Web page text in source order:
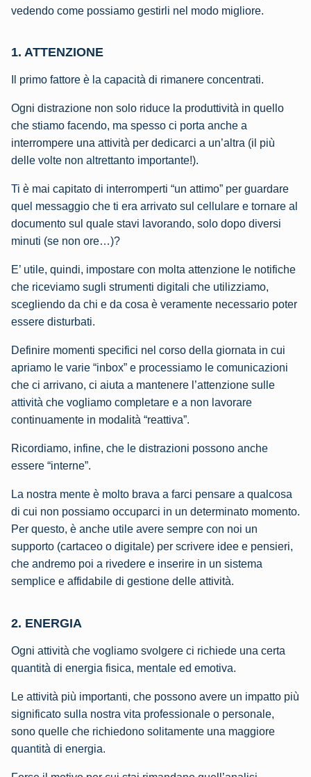
vedendo come possiamo gestirli nel modo migliore.
1. ATTENZIONE
Il primo fattore è la capacità di rimanere concentrati.
Ogni distrazione non solo riduce la produttività in quello
che stiamo facendo, ma spesso ci porta anche a
interrompere una attività per dedicarci a un’altra (il più
delle volte non altrettanto importante!).
Ti è mai capitato di interromperti “un attimo” per guardare
quel messaggio che ti era arrivato sul cellulare e tornare al
documento sul quale stavi lavorando, solo dopo diversi
minuti (se non ore…)?
E’ utile, quindi, impostare con molta attenzione le notifiche
che riceviamo sugli strumenti digitali che utilizziamo,
scegliendo da chi e da cosa è veramente necessario poter
essere disturbati.
Definire momenti specifici nel corso della giornata in cui
apriamo le varie “inbox” e processiamo le comunicazioni
che ci arrivano, ci aiuta a mantenere l’attenzione sulle
attività che vogliamo completare e a non lavorare
continuamente in modalità “reattiva”.
Ricordiamo, infine, che le distrazioni possono anche
essere “interne”.
La nostra mente è molto brava a farci pensare a qualcosa
di cui non possiamo occuparci in un determinato momento.
Per questo, è anche utile avere sempre con noi un
supporto (cartaceo o digitale) per scrivere idee e pensieri,
che andremo poi a rivedere e inserire in un sistema
semplice e affidabile di gestione delle attività.
2. ENERGIA
Ogni attività che vogliamo svolgere ci richiede una certa
quantità di energia fisica, mentale ed emotiva.
Le attività più importanti, che possono avere un impatto più
significato sulla nostra vita professionale o personale,
sono quelle che richiedono solitamente una maggiore
quantità di energia.